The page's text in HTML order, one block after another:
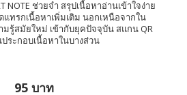
NOTE ช่วยจำ สรุปเนื้อหาอ่านเข้าใจง่าย
แทรกเนื้อหาเพิ่มเติม นอกเหนือจากใน
มรู้สมัยใหม่ เข้ากับยุคปัจจุบัน สแกน QR
ระกอบเนื้อหาในบางส่วน
95 บาท